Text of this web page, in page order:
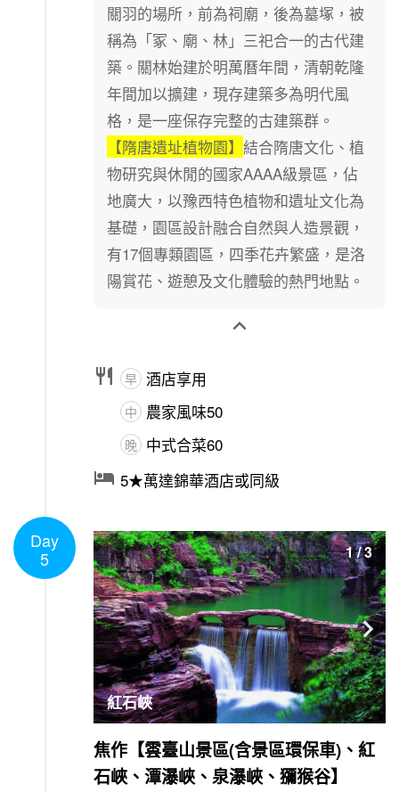
關羽的場所，前為祠廟，後為墓塚，被
稱為「冢、廟、林」三祀合一的古代建
築。關林始建於明萬曆年間，清朝乾隆
年間加以擴建，現存建築多為明代風
格，是一座保存完整的古建築群。
【隋唐遺址植物園】 結合隋唐文化、植
物研究與休閒的國家AAAA級景區，佔
地廣大，以豫西特色植物和遺址文化為
基礎，園區設計融合自然與人造景觀，
有17個專類園區，四季花卉繁盛，是洛
陽賞花、遊憩及文化體驗的熱門地點。

 早 酒店享用
中 農家風味50
晚 中式合菜60
 5★萬達錦華酒店或同級
Day
5
焦作【雲臺山景區(含景區環保車)、紅
石峽、潭瀑峽、泉瀑峽、獼猴谷】
紅石峽
1/3
